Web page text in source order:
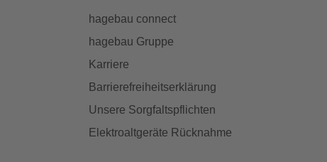
hagebau connect
hagebau Gruppe
Karriere
Barrierefreiheitserklärung
Unsere Sorgfaltspflichten
Elektroaltgeräte Rücknahme